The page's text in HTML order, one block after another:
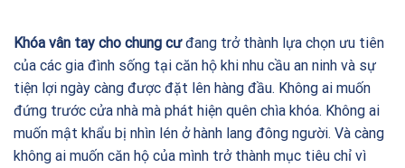
Khóa vân tay cho chung cưđang trở thành lựa chọn ưu tiên
của các gia đình sống tại căn hộ khi nhu cầu an ninh và sự
tiện lợi ngày càng được đặt lên hàng đầu. Không ai muốn
đứng trước cửa nhà mà phát hiện quên chìa khóa. Không ai
muốn mật khẩu bị nhìn lén ở hành lang đông người. Và càng
không ai muốn căn hộ của mình trở thành mục tiêu chỉ vì